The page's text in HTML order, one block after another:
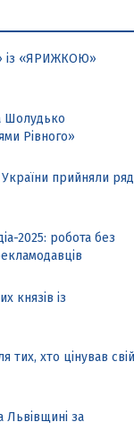
із «ЯРИЖКОЮ»
Шолудько
Рівного»
України прийняли ряд
2025: робота без
князів із
тих, хто цінував свій
Львівщині за